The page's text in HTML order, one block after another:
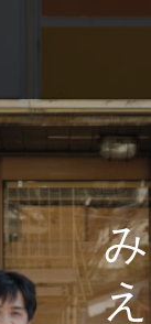
だ
か
ら
た
の
し